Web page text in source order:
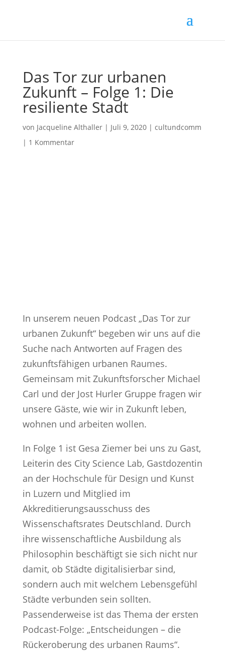
Das Tor zur urbanen
Zukunft – Folge 1: Die
resiliente Stadt
von Jacqueline Althaller| Juli 9, 2020| cultundcomm
| 1 Kommentar
In unserem neuen Podcast „Das Tor zur
urbanen Zukunft“ begeben wir uns auf die
Suche nach Antworten auf Fragen des
zukunftsfähigen urbanen Raumes.
Gemeinsam mit Zukunftsforscher Michael
Carl und der Jost Hurler Gruppe fragen wir
unsere Gäste, wie wir in Zukunft leben,
wohnen und arbeiten wollen.
In Folge 1 ist Gesa Ziemer bei uns zu Gast,
Leiterin des City Science Lab, Gastdozentin
an der Hochschule für Design und Kunst
in Luzern und Mitglied im
Akkreditierungsausschuss des
Wissenschaftsrates Deutschland. Durch
ihre wissenschaftliche Ausbildung als
Philosophin beschäftigt sie sich nicht nur
damit, ob Städte digitalisierbar sind,
sondern auch mit welchem Lebensgefühl
Städte verbunden sein sollten.
Passenderweise ist das Thema der ersten
Podcast-Folge: „Entscheidungen – die
Rückeroberung des urbanen Raums“.